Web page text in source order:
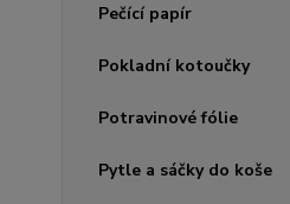
Pečící papír
Pokladní kotoučky
Potravinové fólie
Pytle a sáčky do koše